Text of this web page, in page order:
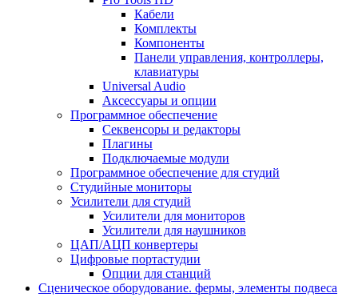
Кабели
Комплекты
Компоненты
Панели управления, контроллеры,
клавиатуры
Universal Audio
Аксессуары и опции
Программное обеспечение
Cеквенсоры и редакторы
Плагины
Подключаемые модули
Программное обеспечение для студий
Студийные мониторы
Усилители для студий
Усилители для мониторов
Усилители для наушников
ЦАП/АЦП конвертеры
Цифровые портастудии
Опции для станций
Сценическое оборудование. фермы, элементы подвеса